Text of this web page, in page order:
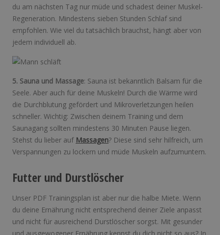
du am nächsten Tag nur müde und schadest deiner Muskel-
Regeneration. Mindestens sieben Stunden Schlaf sind
empfohlen. Wie viel du tatsächlich brauchst, hängt aber von
jedem individuell ab.
5. Sauna und Massage: Sauna ist bekanntlich Balsam für die
Seele. Aber auch für deine Muskeln! Durch die Wärme wird
die Durchblutung gefördert und Mikroverletzungen heilen
schneller. Wichtig: Zwischen deinem Training und dem
Saunagang sollten mindestens 30 Minuten Pause liegen.
Stehst du lieber auf Massagen? Diese sind sehr hilfreich, um
Verspannungen zu lockern und müde Muskeln aufzumuntern.
Futter und Durstlöscher
Unser PDF Trainingsplan ist aber nur die halbe Miete. Wenn
du deine Ernährung nicht entsprechend deiner Ziele anpasst
und nicht für ausreichend Durstlöscher sorgst. Mit gesunder